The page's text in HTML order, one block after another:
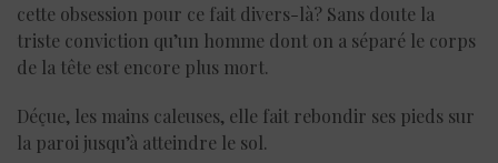
cette obsession pour ce fait divers-là? Sans doute la
triste conviction qu’un homme dont on a séparé le corps
de la tête est encore plus mort.
Déçue, les mains caleuses, elle fait rebondir ses pieds sur
la paroi jusqu’à atteindre le sol.